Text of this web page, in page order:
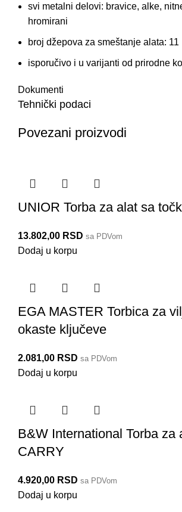
svi metalni delovi: bravice, alke,
hromirani
broj džepova za smeštanje alata: 11
isporučivo i u varijanti od prirodne
Dokumenti
Tehnički podaci
Povezani proizvodi
UNIOR Torba za alat sa
13.802,00 RSD sa PDVom
Dodaj u korpu
EGA MASTER Torbica za
okaste ključeve
2.081,00 RSD sa PDVom
Dodaj u korpu
B&W International Torba za
CARRY
4.920,00 RSD sa PDVom
Dodaj u korpu